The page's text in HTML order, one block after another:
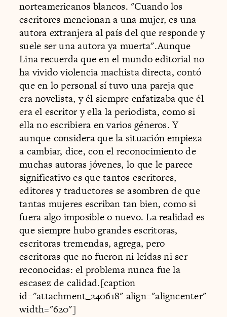
norteamericanos blancos. "Cuando los
escritores mencionan a una mujer, es una
autora extranjera al país del que responde y
suele ser una autora ya muerta".Aunque
Lina recuerda que en el mundo editorial no
ha vivido violencia machista directa, contó
que en lo personal sí tuvo una pareja que
era novelista, y él siempre enfatizaba que él
era el escritor y ella la periodista, como si
ella no escribiera en varios géneros. Y
aunque considera que la situación empieza
a cambiar, dice, con el reconocimiento de
muchas autoras jóvenes, lo que le parece
significativo es que tantos escritores,
editores y traductores se asombren de que
tantas mujeres escriban tan bien, como si
fuera algo imposible o nuevo. La realidad es
que siempre hubo grandes escritoras,
escritoras tremendas, agrega, pero
escritoras que no fueron ni leídas ni ser
reconocidas: el problema nunca fue la
escasez de calidad.[caption
id="attachment_240618" align="aligncenter"
width="620"]